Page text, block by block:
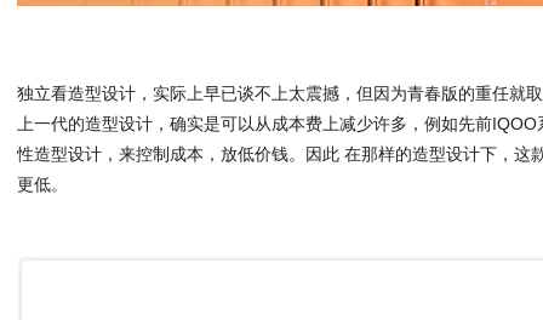
独立看造型设计，实际上早已谈不上太震撼，但因为青春版的重任就
上一代的造型设计，确实是可以从成本费上减少许多，例如先前
性造型设计，来控制成本，放低价钱。因此 在那样的造型设计下，这
更低。